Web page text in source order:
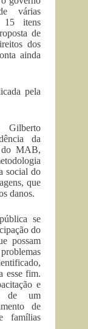
várias
15 itens
de
dos
ainda
pela
Gilberto
da
do MAB,
social do
que
danos.
se
do
possam
esse fim.
e
de um
de
famílias